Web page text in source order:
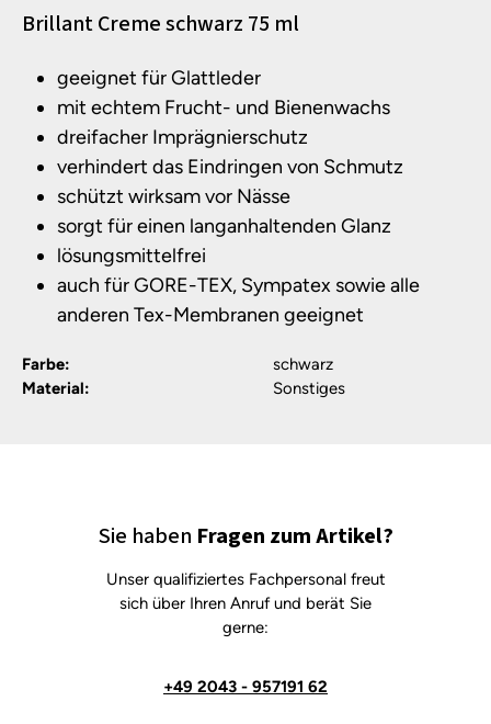
Produktinformationen
Brillant Creme schwarz 75 ml
geeignet für Glattleder
mit echtem Frucht- und Bienenwachs
dreifacher Imprägnierschutz
verhindert das Eindringen von Schmutz
schützt wirksam vor Nässe
sorgt für einen langanhaltenden Glanz
lösungsmittelfrei
auch für GORE-TEX, Sympatex sowie alle
anderen Tex-Membranen geeignet
Farbe:
schwarz
Material:
Sonstiges
Sie haben Fragen zum Artikel?
Unser qualifiziertes Fachpersonal freut
sich über Ihren Anruf und berät Sie
gerne:
+49 2043 - 957191 62